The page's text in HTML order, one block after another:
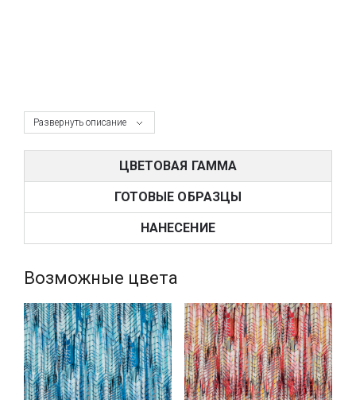
Развернуть описание
ЦВЕТОВАЯ ГАММА
ГОТОВЫЕ ОБРАЗЦЫ
НАНЕСЕНИЕ
Возможные цвета